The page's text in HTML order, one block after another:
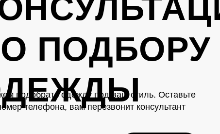
ПОДБОРУ
подобрать одежду под ваш стиль. Оставьте
телефона, вам перезвонит консультант